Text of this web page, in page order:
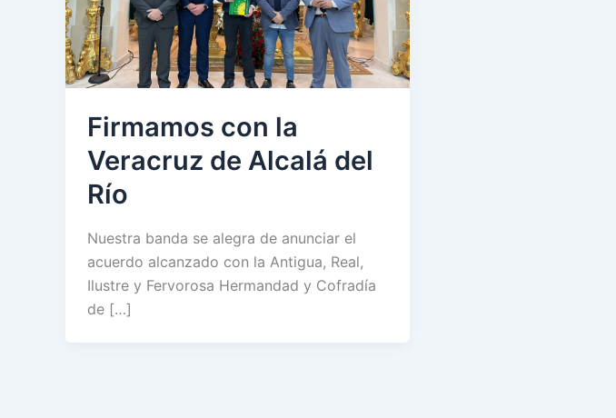
Firmamos con la
Veracruz de Alcalá del
Río
Nuestra banda se alegra de anunciar el
acuerdo alcanzado con la Antigua, Real,
Ilustre y Fervorosa Hermandad y Cofradía
de […]